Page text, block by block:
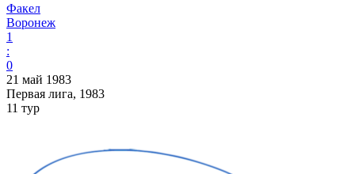
Факел
Воронеж
1
:
0
21 май 1983
Первая лига, 1983
11 тур